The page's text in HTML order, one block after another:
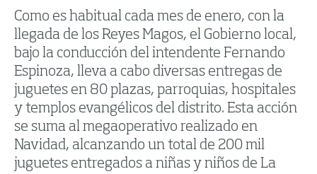
Como es habitual cada mes de enero, con la
llegada de los Reyes Magos, el Gobierno local,
bajo la conducción del intendente Fernando
Espinoza, lleva a cabo diversas entregas de
juguetes en 80 plazas, parroquias, hospitales
y templos evangélicos del distrito. Esta acción
se suma al megaoperativo realizado en
Navidad, alcanzando un total de 200 mil
juguetes entregados a niñas y niños de La